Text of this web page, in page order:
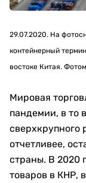
29.07.2020. На
контейнерный
востоке Китая.
Мировая
пандемии, в то
сверхкрупного
отчетливее,
страны. В 2020
товаров в КНР,